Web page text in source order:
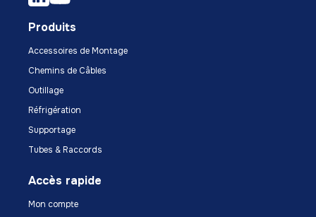
Produits
Accessoires de Montage
Chemins de Câbles
Outillage
Réfrigération
Supportage
Tubes & Raccords
Accès rapide
Mon compte